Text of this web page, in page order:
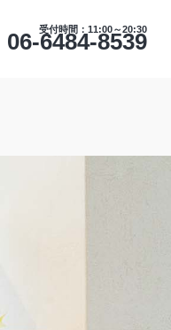
受付時間：11:00～20:30
06-6484-8539